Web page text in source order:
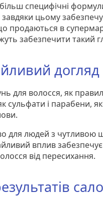
специфічні
завдяки цьому
продаються в
забезпечити такий
догляд
для волосся, як
сульфати і парабени,
для людей з чутливою
вплив
від пересихання.